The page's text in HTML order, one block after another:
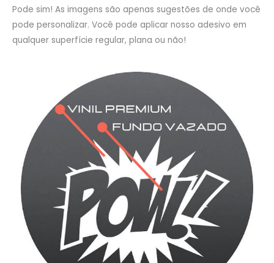
Pode sim! As imagens são apenas sugestões de onde você
pode personalizar. Você pode aplicar nosso adesivo em
qualquer superfície regular, plana ou não!